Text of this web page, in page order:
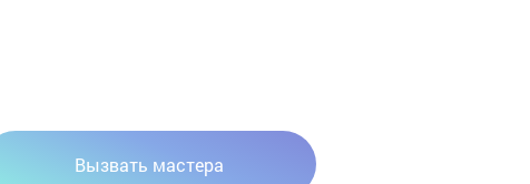
Вызвать мастера